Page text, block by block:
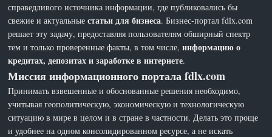
справедливого источника информации, где публиковались бы
свежие и актуальныестатьи для бизнеса. Бизнес-портал fdlx.com
решает эту задачу, предоставляя пользователям обширный спектр
тем и только проверенные факты, в том числе,информацию о
кредитах, депозитах и заработке в интернете.
Миссия информационного портала fdlx.com
Принимать взвешенные и обоснованные решения необходимо,
учитывая геополитическую, экономическую и технологическую
ситуацию в мире в целом и в стране в частности. Делать это проще
и удобнее на одном консолидированном ресурсе, а не искать